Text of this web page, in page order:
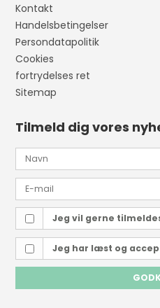
Kontakt
Handelsbetingelser
Persondatapolitik
Cookies
fortrydelses ret
Sitemap
Tilmeld dig vores
Jeg vil gerne
Jeg har læst og